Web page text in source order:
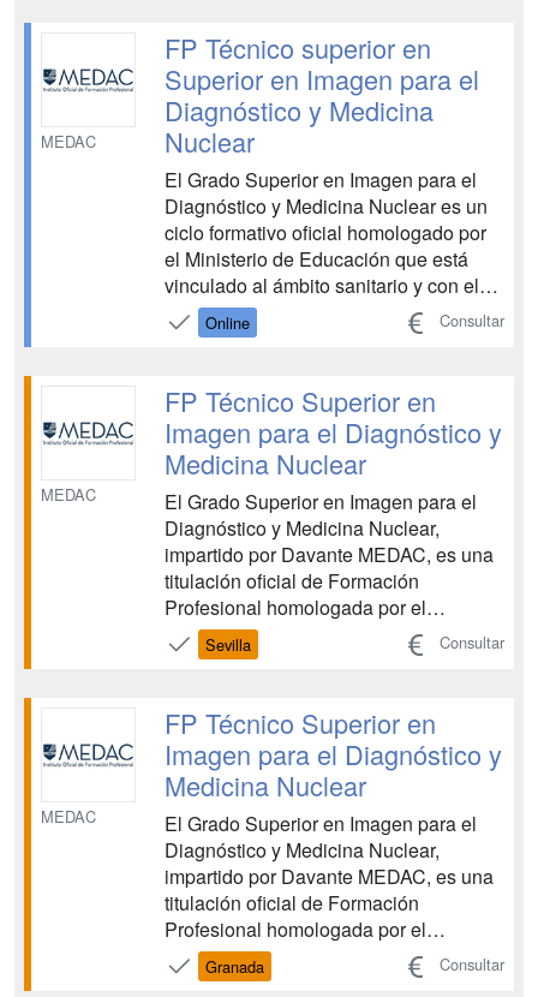
mediante el manejo de distintos
equipos y aparatos, con el objetivo de
de...
MEDAC
FP Técnico superior en
Superior en Imagen para el
Diagnóstico y Medicina
Nuclear
El Grado Superior en Imagen para el
Diagnóstico y Medicina Nuclear es un
ciclo formativo oficial homologado por
el Ministerio de Educación que está
vinculado al ámbito sanitario y con el
que aprenderás a realizar pruebas
diagnósticas mediante el manejo de
fin de detectar diversas patologías. La
FP Imagen para e...
Online Consultar
MEDAC
FP Técnico Superior en
Imagen para el Diagnóstico y
Medicina Nuclear
El Grado Superior en Imagen para el
Diagnóstico y Medicina Nuclear,
impartido por Davante MEDAC, es una
titulación oficial de Formación
Profesional homologada por el
Ministerio de Educación, vinculada al
ámbito sanitario. Esta FP te capacita
mediante el manejo de distintos
equipos y aparatos, con el objetivo de
de...
Sevilla Consultar
MEDAC
FP Técnico Superior en
Imagen para el Diagnóstico y
Medicina Nuclear
El Grado Superior en Imagen para el
Diagnóstico y Medicina Nuclear,
impartido por Davante MEDAC, es una
titulación oficial de Formación
Profesional homologada por el
Ministerio de Educación, vinculada al
ámbito sanitario. Esta FP te capacita
Granada Consultar